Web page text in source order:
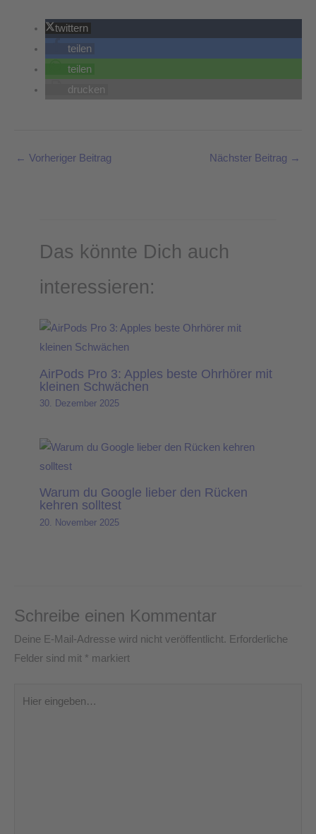
twittern
teilen
teilen
drucken
← Vorheriger Beitrag Nächster Beitrag →
Das könnte Dich auch
interessieren:
AirPods Pro 3: Apples beste Ohrhörer mit
kleinen Schwächen
30. Dezember 2025
Warum du Google lieber den Rücken
kehren solltest
20. November 2025
Schreibe einen Kommentar
Deine E-Mail-Adresse wird nicht veröffentlicht. Erforderliche
Felder sind mit * markiert